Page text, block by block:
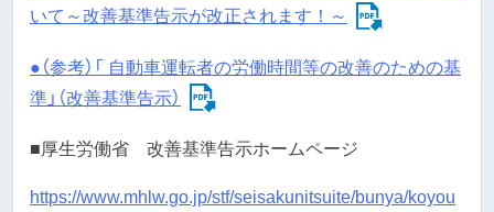
いて～改善基準告示が改正されます！～
●（参考）「 自動車運転者の労働時間等の改善のための基
準」（改善基準告示）
■厚生労働省 改善基準告示ホームページ
https://www.mhlw.go.jp/stf/seisakunitsuite/bunya/koyou